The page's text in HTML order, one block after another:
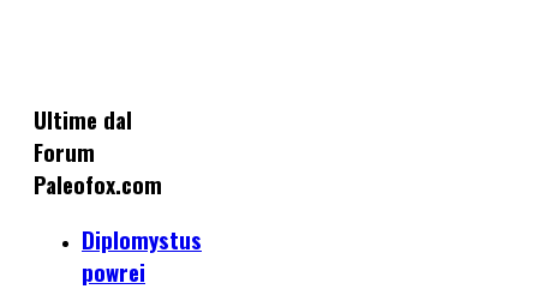
Ultime dal
Forum
Paleofox.com
Diplomystus
powrei